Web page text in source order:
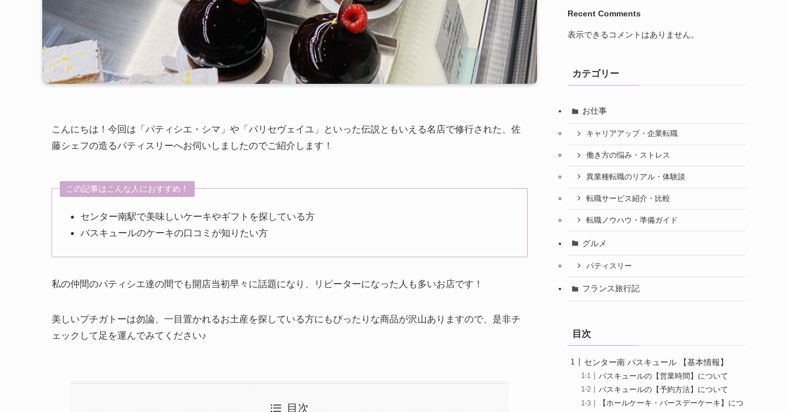
こんにちは！今回は「パティシエ・シマ」や「パリセヴェイユ」といった伝説ともいえる名店で修行された、 佐
藤シェフの造るパティスリーへお伺いしましたのでご紹介します！
この記事はこんな人におすすめ！
センター南駅で美味しいケーキやギフトを探している方
バスキュールのケーキの口コミが知りたい方
私の仲間のパティシエ達の間でも開店当初早々に話題になり、リピーターになった人も多いお店です！
美しいプチガトーは勿論、一目置かれるお土産を探している方にもぴったりな商品が沢山ありますので、是非チ
ェックして足を運んでみてください♪
目次
Recent Comments
表示できるコメントはありません。
カテゴリー
お仕事
キャリアアップ・企業転職
働き方の悩み・ストレス
異業種転職のリアル・体験談
転職サービス紹介・比較
転職ノウハウ・準備ガイド
グルメ
パティスリー
フランス旅行記
目次
センター南 バスキュール 【基本情報】
バスキュールの【営業時間】について
バスキュールの【予約方法】について
【ホールケーキ・バースデーケーキ】につ